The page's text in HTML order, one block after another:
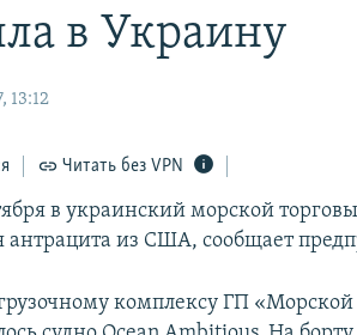
в Украину
13:12
Читать без VPN
в украинский морской
антрацита из США, сообщает
комплексу ГП